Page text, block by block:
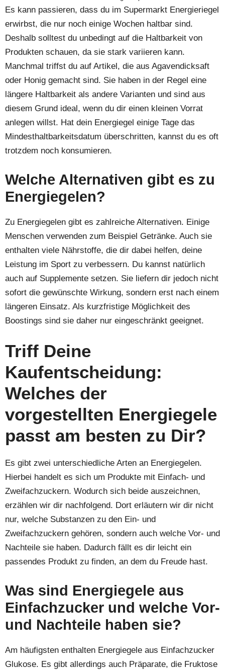
Es kann passieren, dass du im Supermarkt Energieriegel
erwirbst, die nur noch einige Wochen haltbar sind.
Deshalb solltest du unbedingt auf die Haltbarkeit von
Produkten schauen, da sie stark variieren kann.
Manchmal triffst du auf Artikel, die aus Agavendicksaft
oder Honig gemacht sind. Sie haben in der Regel eine
längere Haltbarkeit als andere Varianten und sind aus
diesem Grund ideal, wenn du dir einen kleinen Vorrat
anlegen willst. Hat dein Energiegel einige Tage das
Mindesthaltbarkeitsdatum überschritten, kannst du es oft
trotzdem noch konsumieren.
Welche Alternativen gibt es zu
Energiegelen?
Zu Energiegelen gibt es zahlreiche Alternativen. Einige
Menschen verwenden zum Beispiel Getränke. Auch sie
enthalten viele Nährstoffe, die dir dabei helfen, deine
Leistung im Sport zu verbessern. Du kannst natürlich
auch auf Supplemente setzen. Sie liefern dir jedoch nicht
sofort die gewünschte Wirkung, sondern erst nach einem
längeren Einsatz. Als kurzfristige Möglichkeit des
Boostings sind sie daher nur eingeschränkt geeignet.
Triff Deine
Kaufentscheidung:
Welches der
vorgestellten Energiegele
passt am besten zu Dir?
Es gibt zwei unterschiedliche Arten an Energiegelen.
Hierbei handelt es sich um Produkte mit Einfach- und
Zweifachzuckern. Wodurch sich beide auszeichnen,
erzählen wir dir nachfolgend. Dort erläutern wir dir nicht
nur, welche Substanzen zu den Ein- und
Zweifachzuckern gehören, sondern auch welche Vor- und
Nachteile sie haben. Dadurch fällt es dir leicht ein
passendes Produkt zu finden, an dem du Freude hast.
Was sind Energiegele aus
Einfachzucker und welche Vor-
und Nachteile haben sie?
Am häufigsten enthalten Energiegele aus Einfachzucker
Glukose. Es gibt allerdings auch Präparate, die Fruktose